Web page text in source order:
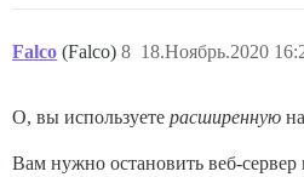
Falco (Falco) 18.Ноябрь.2020
8
О, вы используете расширенную
Вам нужно остановить веб-сервер